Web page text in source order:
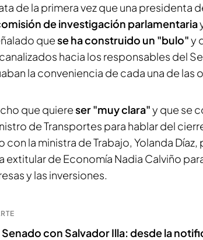
de la primera vez que una presidenta
de investigación parlamentaria
quese ha construido un "bulo"y
hacia los responsables del
la conveniencia de cada una de las
que quiereser "muy clara"y que se
de Transportes para hablar del
con la ministra de Trabajo, Yolanda Díaz,
extitular de Economía Nadia Calviño
y las inversiones.
Senado con Salvador Illa: desde la